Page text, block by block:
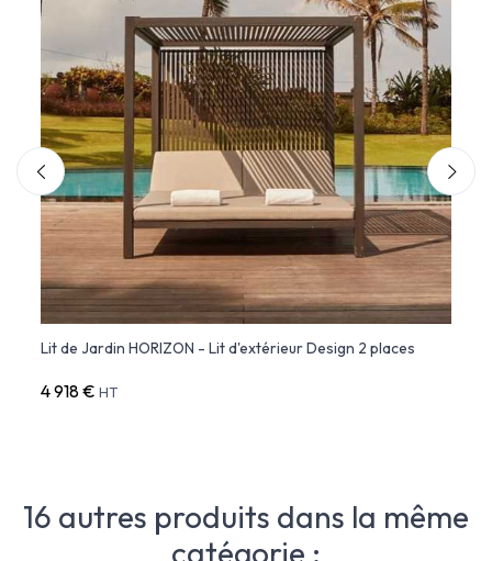
Lit de Jardin HORIZON - Lit d'extérieur Design 2 places
4 918 € HT
16 autres produits dans la même
catégorie :